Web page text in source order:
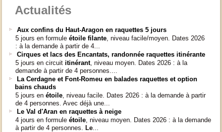
Actualités
Aux confins du Haut-Aragon en raquettes 5 jours
5 jours en formuleétoile filante, niveau facile/moyen. Dates 2026
: à la demande à partir de 4...
Cirques et lacs des Encantats, randonnée raquettes itinérante
5 jours en circuititinérant, niveau moyen. Dates 2026 : à la
demande à partir de 4 personnes....
La Cerdagne et Font-Romeu en balades raquettes et option
bains chauds
5 jours enétoile, niveau facile. Dates 2026 : à la demande à partir
de 4 personnes. Avec déjà une...
Le Val d'Aran en raquettes à neige
4 jours en formuleétoile, niveau moyen. Dates 2026 : à la demande
à partir de 4 personnes. Le...